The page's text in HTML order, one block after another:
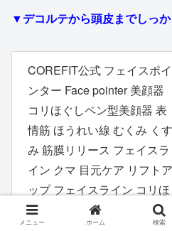
▼デコルテから頭皮までしっか
COREFIT公式 フェイスポイ
ンター Face pointer 美顔器
コリほぐしペン型美顔器 表
情筋 ほうれい線 むくみ くす
み 筋膜リリース フェイスラ
イン クマ 目元ケア リフトア
ップ フェイスライン コリほ
ぐし 楽天1位獲得 コアフィ
メニュー ホーム 検索